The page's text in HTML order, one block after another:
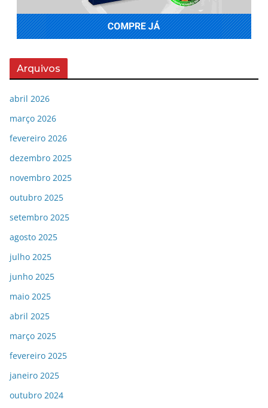
Arquivos
abril 2026
março 2026
fevereiro 2026
dezembro 2025
novembro 2025
outubro 2025
setembro 2025
agosto 2025
julho 2025
junho 2025
maio 2025
abril 2025
março 2025
fevereiro 2025
janeiro 2025
outubro 2024